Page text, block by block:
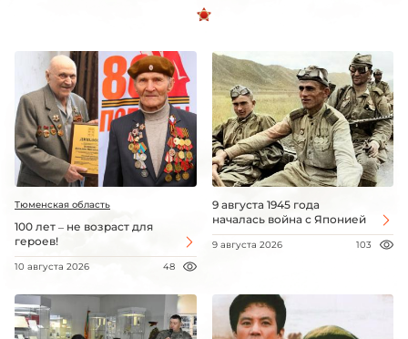
Тюменская область
100 лет – не возраст для
героев!
10 августа 2026 48
9 августа 1945 года
началась война с Японией
9 августа 2026 103